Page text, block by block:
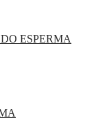
ESPERMA